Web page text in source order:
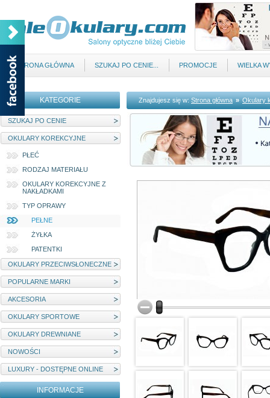
STRONA GŁÓWNA SZUKAJ PO CENIE... PROMOCJE WIELKA
KATEGORIE
SZUKAJ PO CENIE
OKULARY KOREKCYJNE
PŁEĆ
RODZAJ MATERIAŁU
OKULARY KOREKCYJNE Z
NAKŁADKAMI
TYP OPRAWY
PEŁNE
ŻYŁKA
PATENTKI
OKULARY PRZECIWSŁONECZNE
POPULARNE MARKI
AKCESORIA
OKULARY SPORTOWE
OKULARY DREWNIANE
NOWOŚCI
LUXURY - DOSTĘPNE ONLINE
INFORMACJE
Znajdujesz się w:Strona główna » Okulary